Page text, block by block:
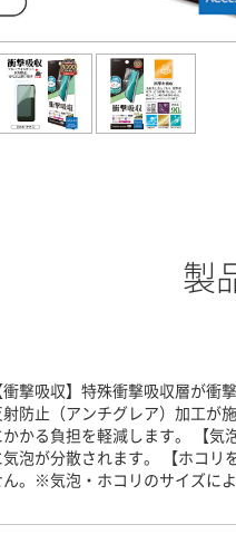
製
衝撃吸収】特殊衝撃吸収層が衝
射防止（アンチグレア）加工が
かかる負担を軽減します。 【気
気泡が分散されます。 【ホコリ
ん。※気泡・ホコリのサイズに